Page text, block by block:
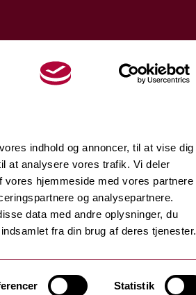
indhold og annoncer, til at vise dig
at analysere vores trafik. Vi deler
vores hjemmeside med vores partnere
og analysepartnere.
data med andre oplysninger, du
fra din brug af deres tjenester.
Statistik